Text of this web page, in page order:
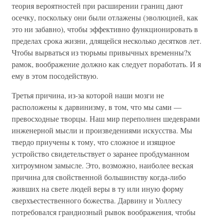
теория вероятностей при расширении границ дают
осечку, поскольку они были отлажены (эволюцией, как
это ни забавно), чтобы эффективно функционировать в
пределах срока жизни, длящейся несколько десятков лет.
Чтобы вырваться из тюрьмы привычных временны?х
рамок, воображение должно как следует поработать. И я
ему в этом посодействую.
Третья причина, из-за которой наши мозги не
расположены к дарвинизму, в том, что мы сами —
превосходные творцы. Наш мир переполнен шедеврами
инженерной мысли и произведениями искусства. Мы
твердо приучены к тому, что сложное и изящное
устройство свидетельствует о заранее пробдуманном
хитроумном замысле. Это, возможно, наиболее веская
причина для свойственной большинству когда-либо
живших на свете людей веры в ту или иную форму
сверхъестественного божества. Дарвину и Уоллесу
потребовался грандиозный рывок воображения, чтобы